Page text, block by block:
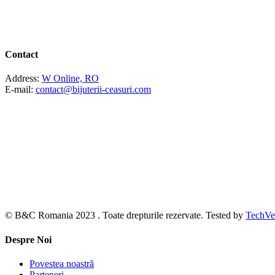
Contact
Address: W Online, RO
E-mail: contact@bijuterii-ceasuri.com
© B&C Romania 2023 . Toate drepturile rezervate. Tested by
Despre Noi
Povestea noastră